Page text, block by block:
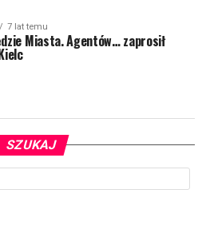
7 lat temu
Miasta. Agentów… zaprosił
SZUKAJ